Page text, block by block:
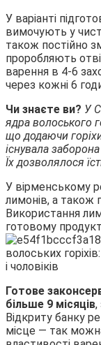
У варіанті
вимочують у
також постійно
проробляють
варення в 4-6
через кожні 6
Чи знаєте ви? У
ядра волоського
що додаючи
існувала
Їх дозволялося
У вірменському
лимонів, а також
Використання
готовому
Готове
більше 9 місяців,
Відкриту банку
місце — так